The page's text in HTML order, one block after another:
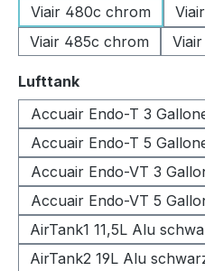
Viair 480c chrom
Viair 485c chrom
Lufttankauswählen
Accuair Endo-T 3
Accuair Endo-T 5
Accuair Endo-VT 3
Accuair Endo-VT 5
AirTank1 11,5L Alu
AirTank2 19L Alu